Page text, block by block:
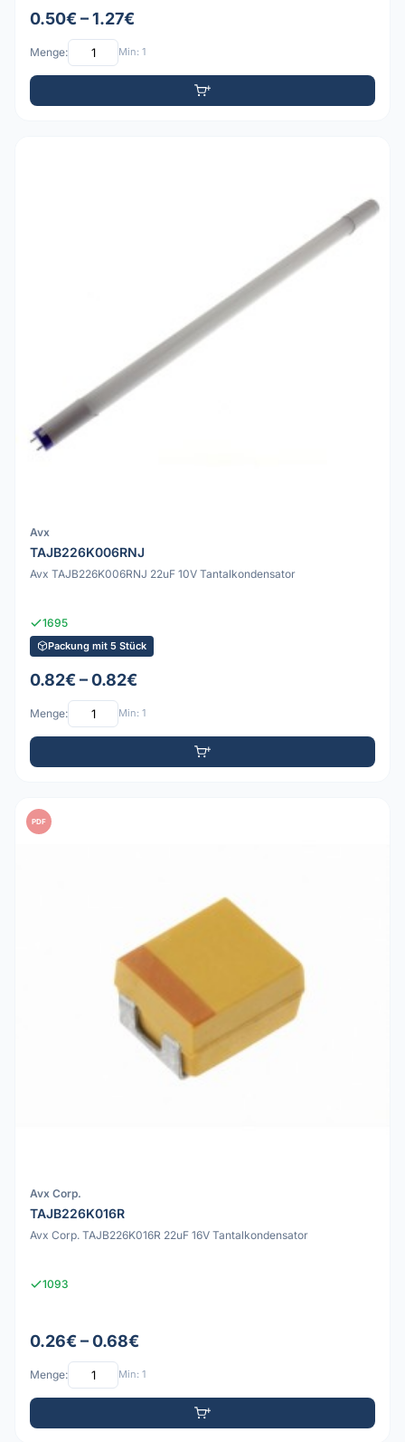
0.50€ – 1.27€
Menge: Min: 1
Avx
TAJB226K006RNJ
Avx TAJB226K006RNJ 22uF 10V Tantalkondensator
1695
Packung mit 5 Stück
0.82€ – 0.82€
Menge: Min: 1
PDF
Avx Corp.
TAJB226K016R
Avx Corp. TAJB226K016R 22uF 16V Tantalkondensator
1093
0.26€ – 0.68€
Menge: Min: 1